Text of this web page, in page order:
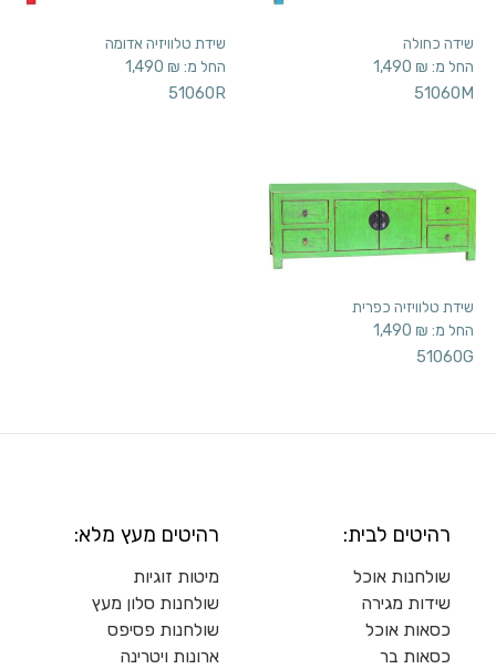
שידה כחולה
החל מ: 1,490 ₪
51060M
שידת טלוויזיה אדומה
החל מ: 1,490 ₪
51060R
שידת טלוויזיה כפרית
החל מ: 1,490 ₪
51060G
רהיטים לבית:
שולחנות אוכל
שידות מגירה
כסאות אוכל
כסאות בר
רהיטים מעץ מלא:
מיטות זוגיות
שולחנות סלון מעץ
שולחנות פסיפס
ארונות ויטרינה